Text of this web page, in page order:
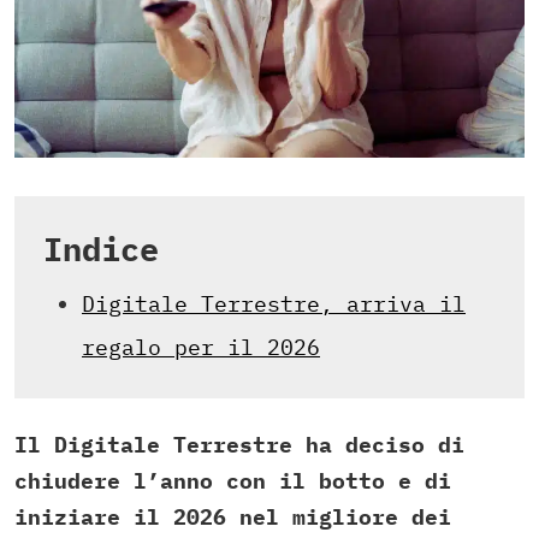
Indice
Digitale Terrestre, arriva il
regalo per il 2026
Il Digitale Terrestre ha deciso di
chiudere l’anno con il botto e di
iniziare il 2026 nel migliore dei